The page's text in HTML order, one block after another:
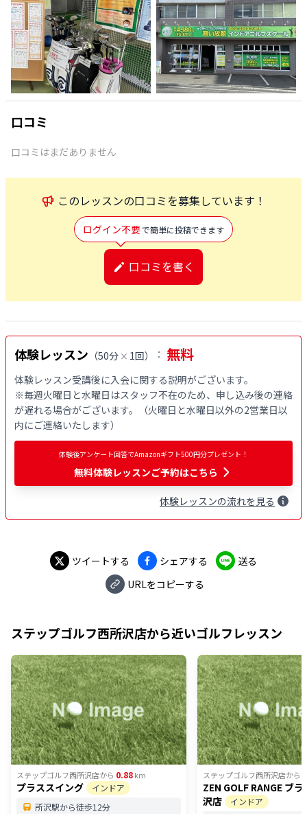
口コミ
口コミはまだありません
このレッスンの口コミを募集しています！
ログイン不要で簡単に投稿できます
口コミを書く
体験レッスン （50分 × 1回） ： 無料
体験レッスン受講後に入会に関する説明がございます。
※毎週火曜日と水曜日はスタッフ不在のため、申し込み後の連絡
が遅れる場合がございます。（火曜日と水曜日以外の2営業日以
内にご連絡いたします）
体験後アンケート回答でAmazonギフト500円分プレゼント！
無料体験レッスンご予約はこちら
体験レッスンの流れを見る
ツイートする シェアする
送る
URLをコピーする
ステップゴルフ西所沢店から近いゴルフレッスン
ステップゴルフ西所沢店から 0.88km
プラススイング
インドア
所沢駅から徒歩12分
ステップゴルフ西所沢店から
ZEN GOLF RANGE ブ
沢店
インドア